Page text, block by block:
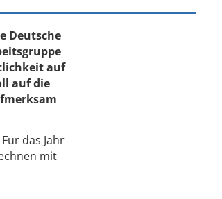
Deutsche
auf
auf die
das Jahr
mit